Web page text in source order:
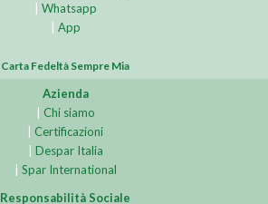
Whatsapp
App
Carta Fedeltà Sempre Mia
Azienda
Chi siamo
Certificazioni
Despar Italia
Spar International
Responsabilità Sociale